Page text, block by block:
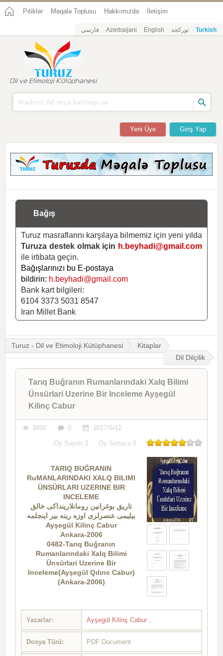
Pitiklər Məqalə Toplusu Hakkımızda İletişim
فارسی Azerbaijani English تورکجه Turkish
Giriş Yap
Yeni Üye
Bağış
Turuz masraflarını karşılaya bilmemiz için yeni yılda
Turuza destek olmak için h.beyhadi@gmail.com
ile irtibata geçin.
Bağışlarınızı bu E-postaya
bildirin: h.beyhadi@gmail.com
Bank kart bilgileri:
6104 3373 5031 8547
Iran Millet Bank
Turuz - Dil ve Etimoloji Kütüphanesi
Kitaplar
Dil Dilçilik
Tarıq Buğranın Rumanlarındaki Xalq Bilimi
Ünsürlari Uzerine Bir Inceleme Ayşegül
Kilinç Cabur
3950 0 2017/5/12
Oy Sayısı 1 Oy Sonucu 5
TARIQ BUĞRANIN
RuMANLARINDAKI XALQ BILIMI
ÜNSÜRLARI UZERINE BIR
INCELEME
تاریق بوغرانین رومانلارینداکی خالق
بیلیمی عنصرلری اوزه رینه بیر اینجلمه
Ayşegül Kilinç Cabur
Ankara-2006
0482-Tarıq Buğranın
Rumanlarındaki Xalq Bilimi
Ünsürlari Uzerine Bir
Inceleme(Ayşegül Qılınc Cabur)
(Ankara-2006)
Yazarlar: Ayşegül Kilinç Cabur ,
Dosya Türü: PDF Document